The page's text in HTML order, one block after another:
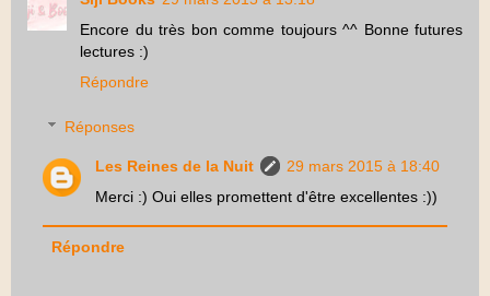
Encore du très bon comme toujours ^^ Bonne futures
lectures :)
Répondre
Réponses
Les Reines de la Nuit
29 mars 2015 à 18:40
Merci :) Oui elles promettent d'être excellentes :))
Répondre